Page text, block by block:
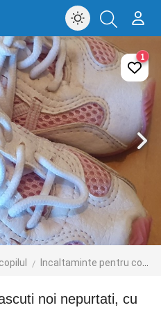
Incaltaminte pentru copii
1
noi nepurtati, cu